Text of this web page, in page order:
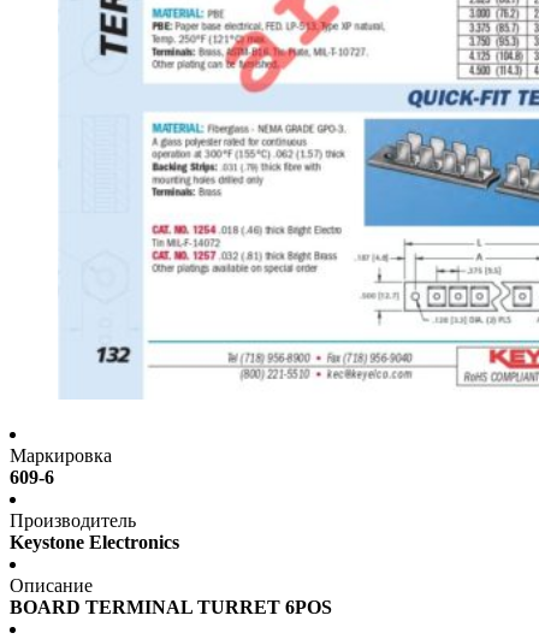
Маркировка
609-6
Производитель
Keystone Electronics
Описание
BOARD TERMINAL TURRET 6POS